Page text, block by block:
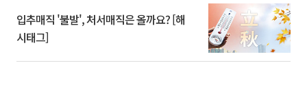
입추매직 '불발', 처서매직은 올까요? [해
시태그]